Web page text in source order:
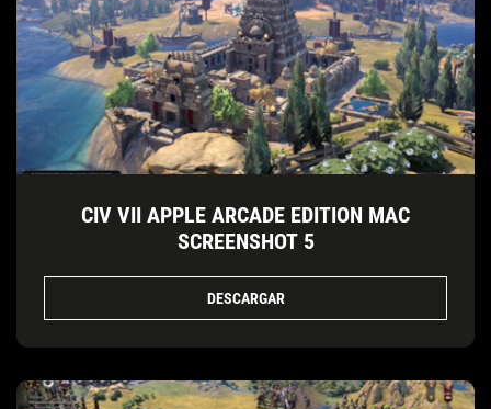
CIV VII APPLE ARCADE EDITION MAC
SCREENSHOT 5
DESCARGAR